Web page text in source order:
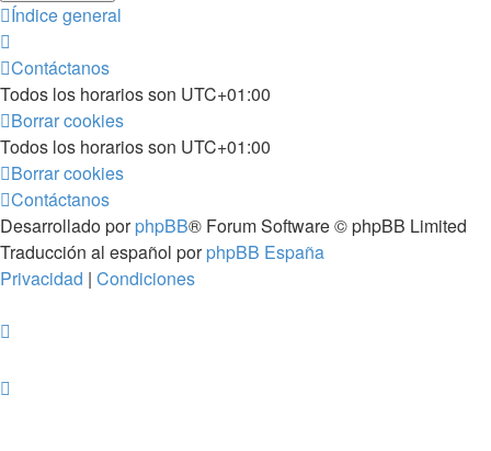
Índice general
Contáctanos
Todos los horarios son UTC+01:00
Borrar cookies
Todos los horarios son UTC+01:00
Borrar cookies
Contáctanos
Desarrollado porphpBB® Forum Software © phpBB Limited
Traducción al español porphpBB España
Privacidad | Condiciones